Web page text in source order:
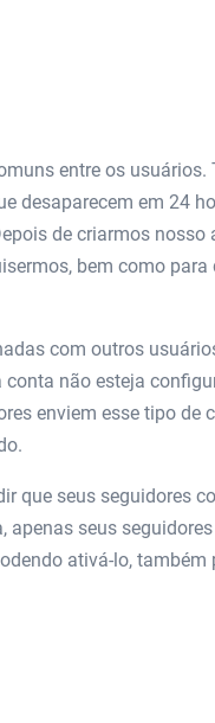
entre os usuários.
desaparecem em 24
de criarmos nosso
bem como para
com outros
não esteja
enviem esse tipo de
que seus seguidores
seus
ativá-lo, também